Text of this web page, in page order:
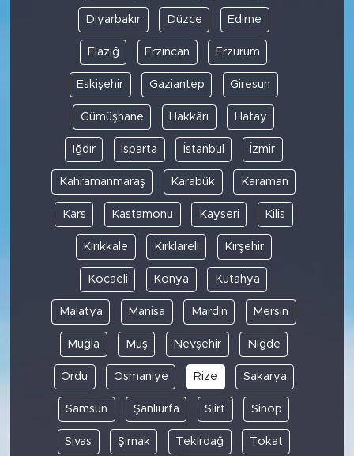
Diyarbakır Düzce Edirne
Elazığ Erzincan Erzurum
Eskişehir Gaziantep Giresun
Gümüşhane Hakkâri Hatay
Iğdır Isparta İstanbul İzmir
Kahramanmaraş Karabük Karaman
Kars Kastamonu Kayseri Kilis
Kırıkkale Kırklareli Kırşehir
Kocaeli Konya Kütahya
Malatya Manisa Mardin Mersin
Muğla Muş Nevşehir Niğde
Ordu Osmaniye Rize Sakarya
Samsun Şanlıurfa Siirt Sinop
Sivas Şırnak Tekirdağ Tokat